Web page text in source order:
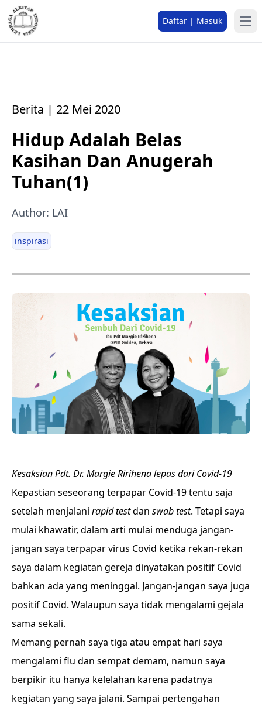
Daftar | Masuk
Berita | 22 Mei 2020
Hidup Adalah Belas
Kasihan Dan Anugerah
Tuhan(1)
Author: LAI
inspirasi
Kesaksian Pdt. Dr. Margie Ririhena lepas dari Covid-19
Kepastian seseorang terpapar Covid-19 tentu saja
setelah menjalani rapid testdan swab test. Tetapi saya
mulai khawatir, dalam arti mulai menduga jangan-
jangan saya terpapar virus Covid ketika rekan-rekan
saya dalam kegiatan gereja dinyatakan positif Covid
bahkan ada yang meninggal. Jangan-jangan saya juga
positif Covid. Walaupun saya tidak mengalami gejala
sama sekali.
Memang pernah saya tiga atau empat hari saya
mengalami flu dan sempat demam, namun saya
berpikir itu hanya kelelahan karena padatnya
kegiatan yang saya jalani. Sampai pertengahan